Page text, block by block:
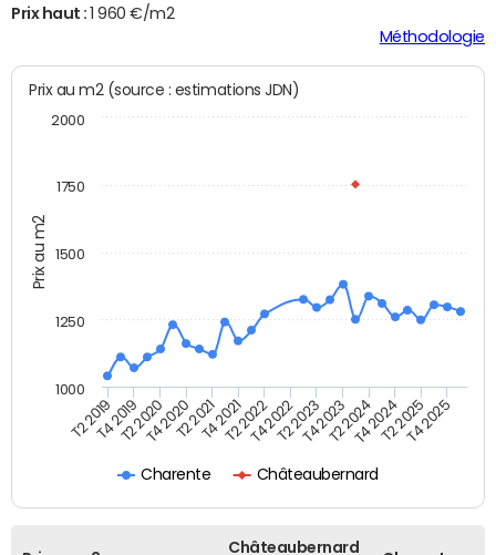
Prix haut :
1 960 €/m2
Méthodologie
Prix au m2
Prix au m2 (source : estimations JDN)
Charente Châteaubernard
T2 2019T4 2019T2 2020T4 2020T2 2021T4 2021T2 2022T4 2022T2 2023T4 2023T2 2024T4 2024T2 2025T4 2025
1000
1250
1500
1750
2000
Châteaubernard